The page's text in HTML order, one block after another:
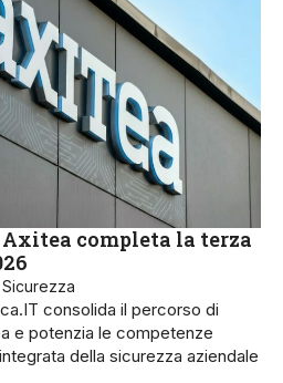
completa la terza
consolida il percorso di
e potenzia le competenze
della sicurezza aziendale